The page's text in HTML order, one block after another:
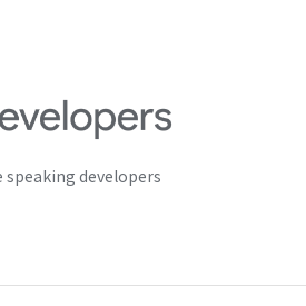
speaking developers